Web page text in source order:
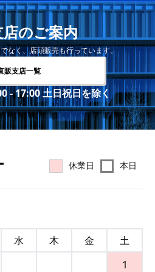
のご案内
なく、店頭販売も行っています。
販支店一覧
- 17:00 土日祝日を除く
休業日 本日
水 木 金
土
1